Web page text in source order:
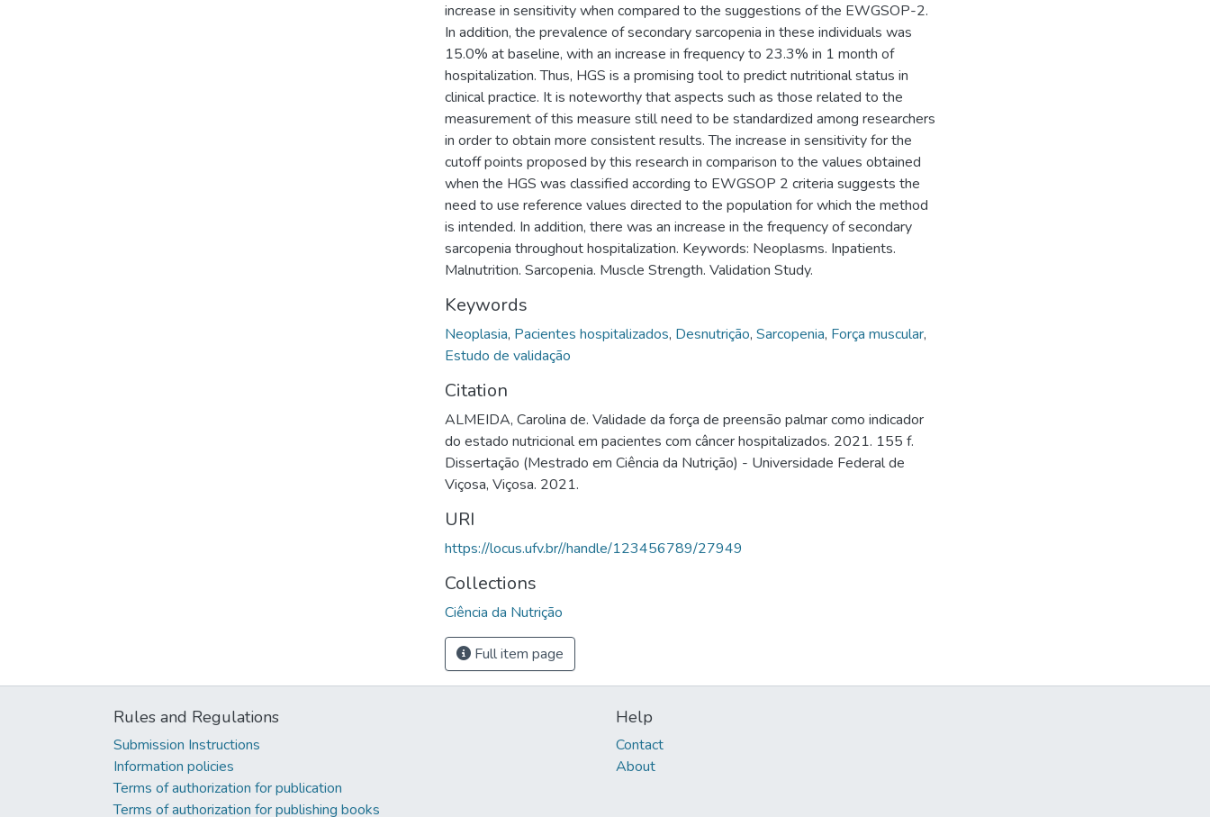
increase in sensitivity when compared to the suggestions of the EWGSOP-2.
In addition, the prevalence of secondary sarcopenia in these individuals was
15.0% at baseline, with an increase in frequency to 23.3% in 1 month of
hospitalization. Thus, HGS is a promising tool to predict nutritional status in
clinical practice. It is noteworthy that aspects such as those related to the
measurement of this measure still need to be standardized among researchers
in order to obtain more consistent results. The increase in sensitivity for the
cutoff points proposed by this research in comparison to the values obtained
when the HGS was classified according to EWGSOP 2 criteria suggests the
need to use reference values directed to the population for which the method
is intended. In addition, there was an increase in the frequency of secondary
sarcopenia throughout hospitalization. Keywords: Neoplasms. Inpatients.
Malnutrition. Sarcopenia. Muscle Strength. Validation Study.
Keywords
Neoplasia, Pacientes hospitalizados, Desnutrição, Sarcopenia, Força muscular,
Estudo de validação
Citation
ALMEIDA, Carolina de. Validade da força de preensão palmar como indicador
do estado nutricional em pacientes com câncer hospitalizados. 2021. 155 f.
Dissertação (Mestrado em Ciência da Nutrição) - Universidade Federal de
Viçosa, Viçosa. 2021.
URI
https://locus.ufv.br//handle/123456789/27949
Collections
Ciência da Nutrição
Full item page
Rules and Regulations
Submission Instructions
Information policies
Terms of authorization for publication
Terms of authorization for publishing books
Help
Contact
About